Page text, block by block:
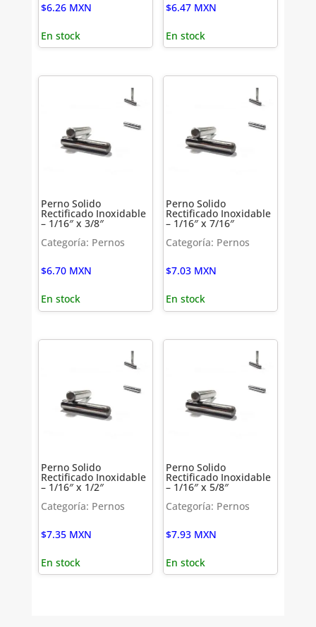
$6.26 MXN
En stock
$6.47 MXN
En stock
Perno Solido
Rectificado Inoxidable
– 1/16″ x 3/8″
Categoría: Pernos
$6.70 MXN
En stock
Perno Solido
Rectificado Inoxidable
– 1/16″ x 7/16″
Categoría: Pernos
$7.03 MXN
En stock
Perno Solido
Rectificado Inoxidable
– 1/16″ x 1/2″
Categoría: Pernos
$7.35 MXN
En stock
Perno Solido
Rectificado Inoxidable
– 1/16″ x 5/8″
Categoría: Pernos
$7.93 MXN
En stock